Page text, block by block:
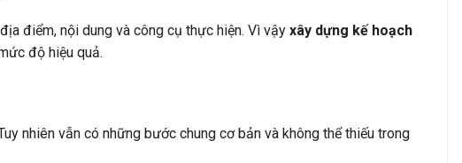
điểm, nội dung và công cụ thực hiện. Vì vậy xây dựng kế hoạch
độ hiệu quả.
nhiên vẫn có những bước chung cơ bản và không thể thiếu trong